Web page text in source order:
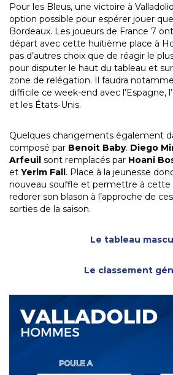
Pour les Bleus, une victoire à
option possible pour espérer jouer
Bordeaux. Les joueurs de France 7
départ avec cette huitième place à
pas d’autres choix que de réagir le
pour disputer le haut du tableau et
zone de relégation. Il faudra
difficile ce week-end avec l’Espagne,
et les États-Unis.
Quelques changements également
composé par Benoit Baby. Diego
Arfeuil sont remplacés par Hoani
et Yerim Fall. Place à la jeunesse
nouveau souffle et permettre à cette
redorer son blason à l’approche de
sorties de la saison.
Le tableau
Le classement